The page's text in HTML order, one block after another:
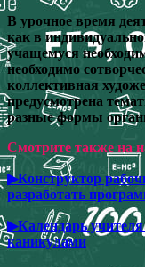
В урочное время
как в
учащемуся
необходимо
коллективная
предусмотрена
разные формы
Смотрите также на
▶Конструктор
разработать
▶Календарь учителя
каникулами